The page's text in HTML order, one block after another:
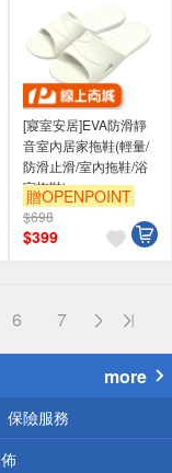
[寢室安居]EVA防滑靜
音室內居家拖鞋(輕量/
防滑止滑/室內拖鞋/浴
室拖鞋)
贈OPENPOINT
$698
$399
6 7
more
保險服務